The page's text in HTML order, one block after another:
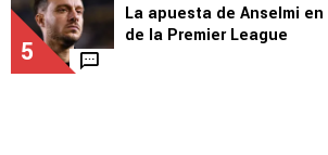
5
La apuesta de Anselmi
de la Premier League